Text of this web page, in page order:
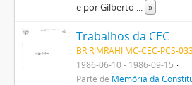
e por Gilberto ... »
Trabalhos da CEC
BR RJMRAHI MC-CEC-PCS-
1986-06-10 - 1986-09-15
Parte de Memória da